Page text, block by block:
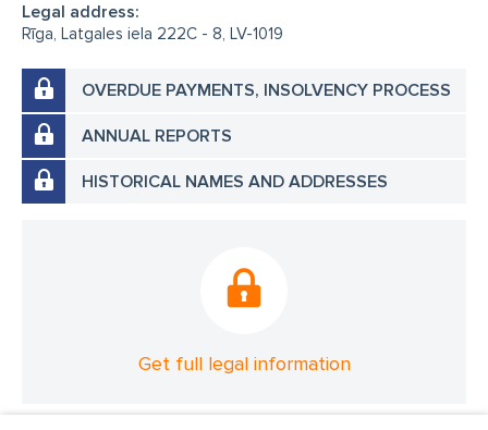
Legal address:
Rīga, Latgales iela 222C - 8, LV-1019
OVERDUE PAYMENTS, INSOLVENCY PROCESS
ANNUAL REPORTS
HISTORICAL NAMES AND ADDRESSES
Get full legal information